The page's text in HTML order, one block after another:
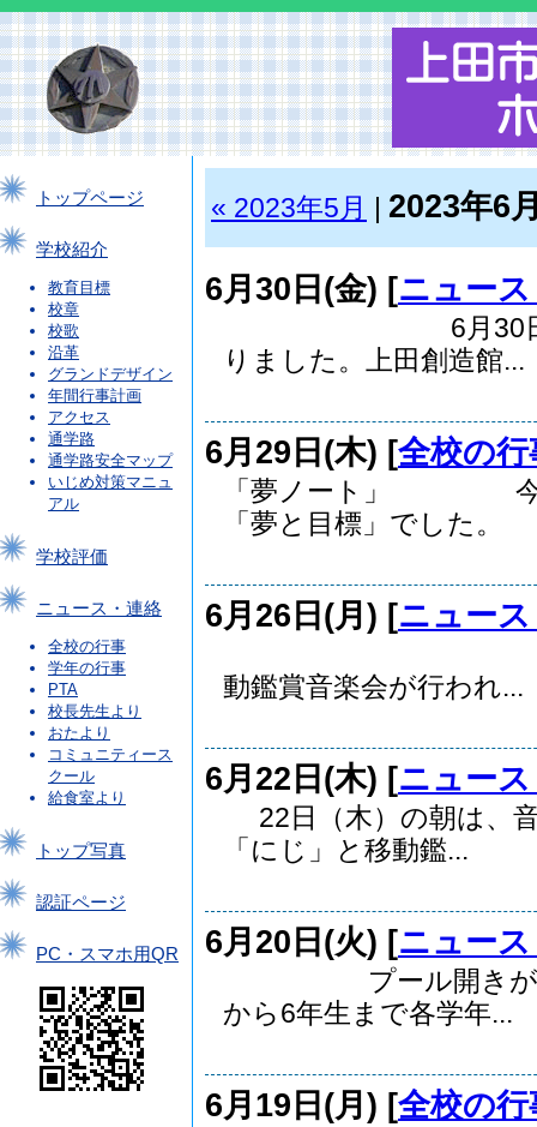
トップページ
学校紹介
教育目標
校章
校歌
沿革
グランドデザイン
年間行事計画
アクセス
通学路
通学路安全マップ
いじめ対策マニュ
アル
学校評価
ニュース・連絡
全校の行事
学年の行事
PTA
校長先生より
おたより
コミュニティース
クール
給食室より
トップ写真
認証ページ
PC・スマホ用QR
« 2023年5月 2023年6
6月30日(金) [ニュー
6月30日（金）
りました。上田創造館...
6月29日(木) [全校の行
「夢ノート」 今回
「夢と目標」でした。
6月26日(月) [ニュー
動鑑賞音楽会が行われ...
6月22日(木) [ニュー
22日（木）の朝は、
「にじ」と移動鑑...
6月20日(火) [ニュー
プール開きが、20
から6年生まで各学年...
6月19日(月) [全校の行